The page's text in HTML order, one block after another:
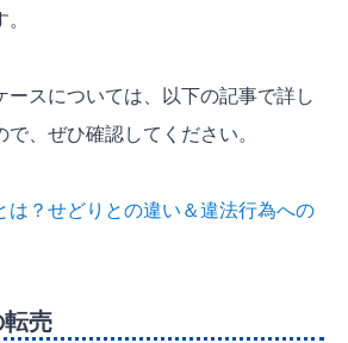
ースについては、以下の記事で詳し
で、ぜひ確認してください。
は？せどりとの違い＆違法行為への
売